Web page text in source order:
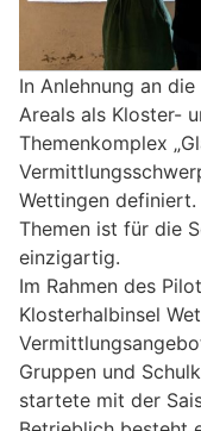
In Anlehnung an
Areals als Kloster-
Themenkomplex
Wettingen
Themen ist für die
einzigartig.
Im Rahmen des
Klosterhalbinsel
Gruppen und
startete mit der